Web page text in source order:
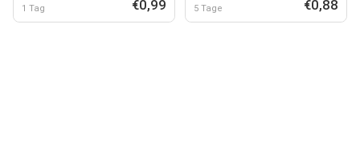
1 Tag €0,99 5 Tage €0,88